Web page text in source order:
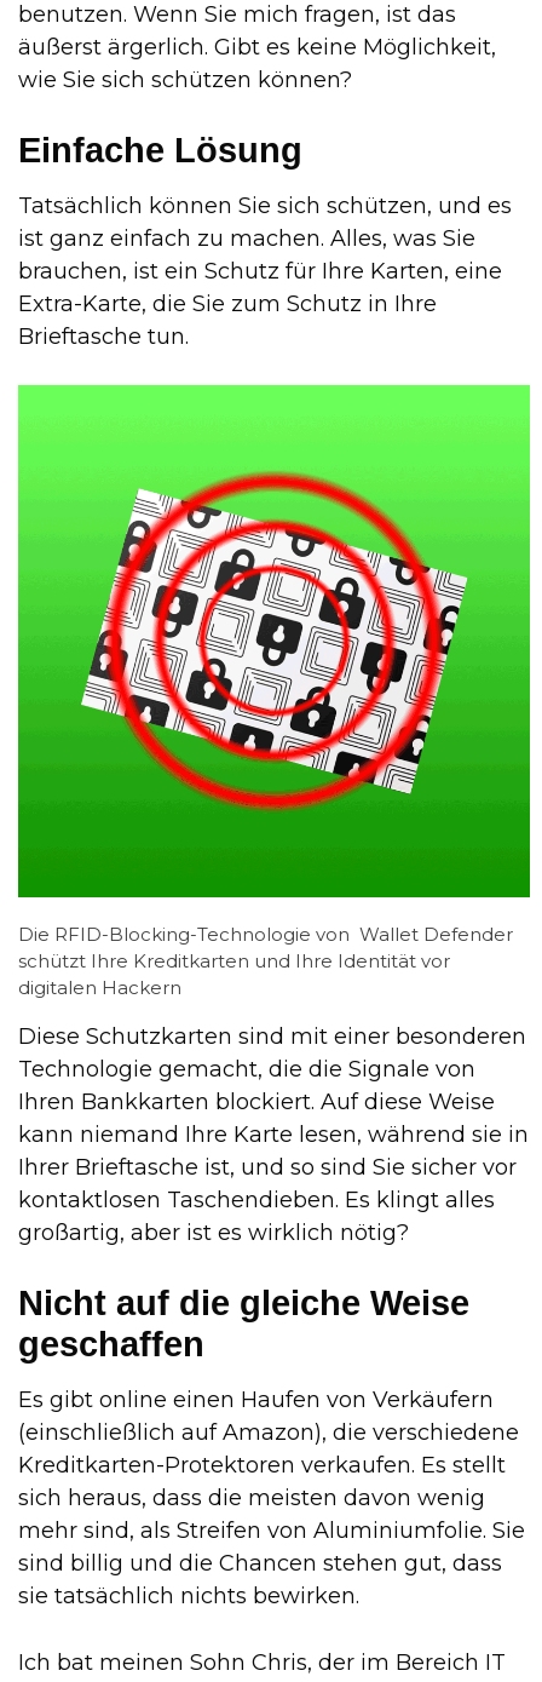
benutzen. Wenn Sie mich fragen, ist das
äußerst ärgerlich. Gibt es keine Möglichkeit,
wie Sie sich schützen können?
Einfache Lösung
Tatsächlich können Sie sich schützen, und es
ist ganz einfach zu machen. Alles, was Sie
brauchen, ist ein Schutz für Ihre Karten, eine
Extra-Karte, die Sie zum Schutz in Ihre
Brieftasche tun.
Die RFID-Blocking-Technologie von Wallet Defender
schützt Ihre Kreditkarten und Ihre Identität vor
digitalen Hackern
Diese Schutzkarten sind mit einer besonderen
Technologie gemacht, die die Signale von
Ihren Bankkarten blockiert. Auf diese Weise
kann niemand Ihre Karte lesen, während sie in
Ihrer Brieftasche ist, und so sind Sie sicher vor
kontaktlosen Taschendieben. Es klingt alles
großartig, aber ist es wirklich nötig?
Nicht auf die gleiche Weise
geschaffen
Es gibt online einen Haufen von Verkäufern
(einschließlich auf Amazon), die verschiedene
Kreditkarten-Protektoren verkaufen. Es stellt
sich heraus, dass die meisten davon wenig
mehr sind, als Streifen von Aluminiumfolie. Sie
sind billig und die Chancen stehen gut, dass
sie tatsächlich nichts bewirken.
Ich bat meinen Sohn Chris, der im Bereich IT